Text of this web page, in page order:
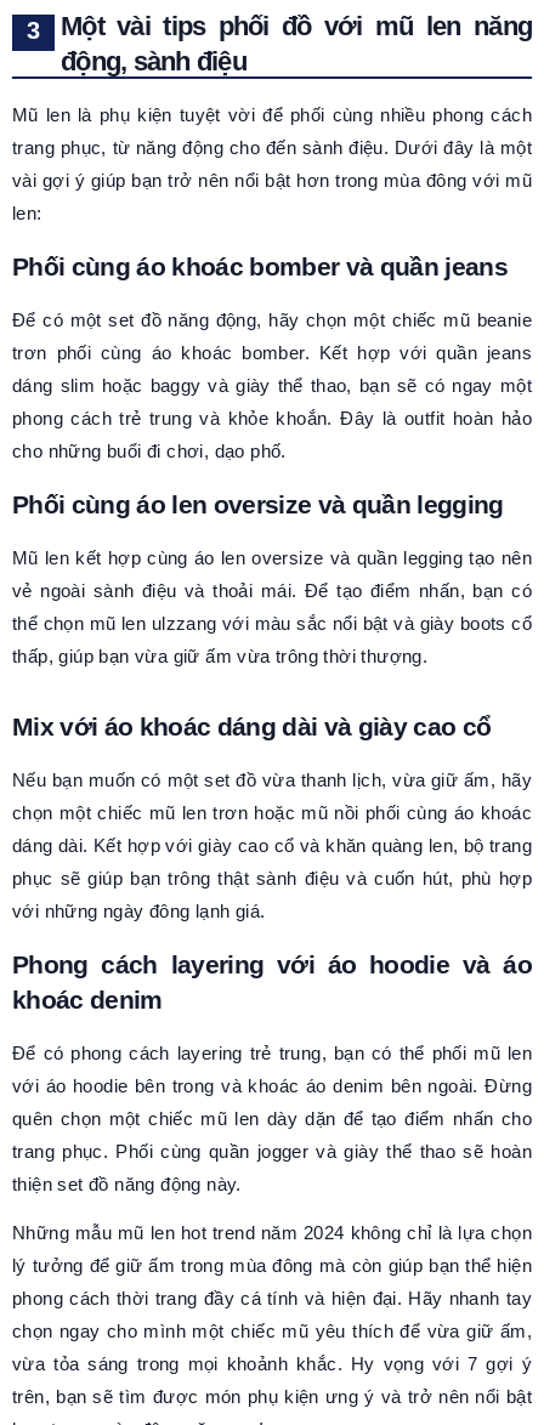
Một vài tips phối đồ với mũ len năng
động, sành điệu
Mũ len là phụ kiện tuyệt vời để phối cùng nhiều phong cách
trang phục, từ năng động cho đến sành điệu. Dưới đây là một
vài gợi ý giúp bạn trở nên nổi bật hơn trong mùa đông với mũ
len:
Phối cùng áo khoác bomber và quần jeans
Để có một set đồ năng động, hãy chọn một chiếc mũ beanie
trơn phối cùng áo khoác bomber. Kết hợp với quần jeans
dáng slim hoặc baggy và giày thể thao, bạn sẽ có ngay một
phong cách trẻ trung và khỏe khoắn. Đây là outfit hoàn hảo
cho những buổi đi chơi, dạo phố.
Phối cùng áo len oversize và quần legging
Mũ len kết hợp cùng áo len oversize và quần legging tạo nên
vẻ ngoài sành điệu và thoải mái. Để tạo điểm nhấn, bạn có
thể chọn mũ len ulzzang với màu sắc nổi bật và giày boots cổ
thấp, giúp bạn vừa giữ ấm vừa trông thời thượng.
Mix với áo khoác dáng dài và giày cao cổ
Nếu bạn muốn có một set đồ vừa thanh lịch, vừa giữ ấm, hãy
chọn một chiếc mũ len trơn hoặc mũ nồi phối cùng áo khoác
dáng dài. Kết hợp với giày cao cổ và khăn quàng len, bộ trang
phục sẽ giúp bạn trông thật sành điệu và cuốn hút, phù hợp
với những ngày đông lạnh giá.
Phong cách layering với áo hoodie và áo
khoác denim
Để có phong cách layering trẻ trung, bạn có thể phối mũ len
với áo hoodie bên trong và khoác áo denim bên ngoài. Đừng
quên chọn một chiếc mũ len dày dặn để tạo điểm nhấn cho
trang phục. Phối cùng quần jogger và giày thể thao sẽ hoàn
thiện set đồ năng động này.
Những mẫu mũ len hot trend năm 2024 không chỉ là lựa chọn
lý tưởng để giữ ấm trong mùa đông mà còn giúp bạn thể hiện
phong cách thời trang đầy cá tính và hiện đại. Hãy nhanh tay
chọn ngay cho mình một chiếc mũ yêu thích để vừa giữ ấm,
vừa tỏa sáng trong mọi khoảnh khắc. Hy vọng với 7 gợi ý
trên, bạn sẽ tìm được món phụ kiện ưng ý và trở nên nổi bật